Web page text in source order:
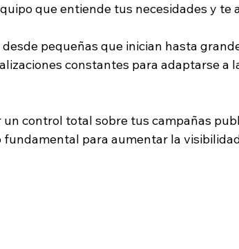
que entiende tus necesidades y te
pequeñas que inician hasta
constantes para adaptarse a
un control total sobre tus campañas
para aumentar la